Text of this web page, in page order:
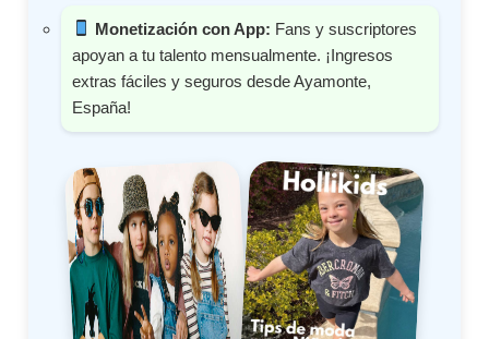
Monetización con App: Fans y suscriptores
apoyan a tu talento mensualmente. ¡Ingresos
extras fáciles y seguros desde Ayamonte,
España!